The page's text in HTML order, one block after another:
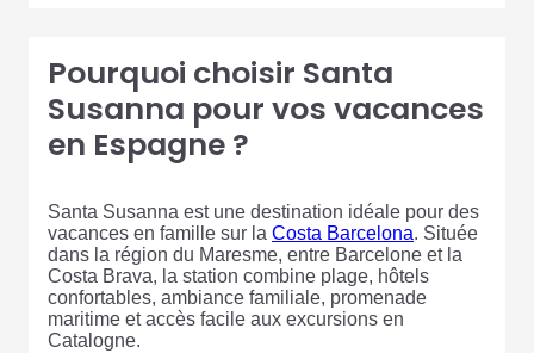
Pourquoi choisir Santa
Susanna pour vos vacances
en Espagne ?
Santa Susanna est une destination idéale pour des
vacances en famille sur la Costa Barcelona. Située
dans la région du Maresme, entre Barcelone et la
Costa Brava, la station combine plage, hôtels
confortables, ambiance familiale, promenade
maritime et accès facile aux excursions en
Catalogne.